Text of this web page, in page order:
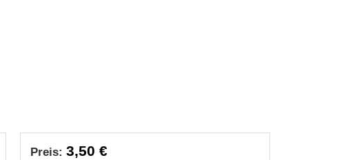
Preis: 3,50 €